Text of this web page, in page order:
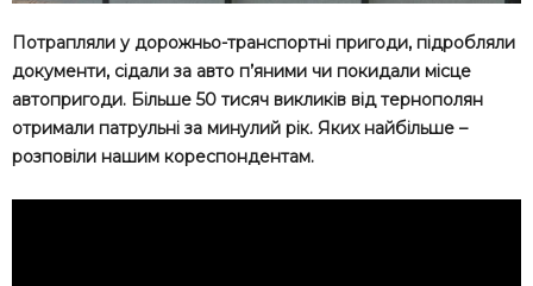
Потрапляли у дорожньо-транспортні пригоди, підробляли
документи, сідали за авто п’яними чи покидали місце
автопригоди. Більше 50 тисяч викликів від тернополян
отримали патрульні за минулий рік. Яких найбільше –
розповіли нашим кореспондентам.